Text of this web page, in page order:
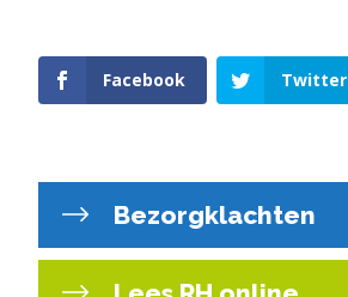
Facebook Twitter
Bezorgklachten